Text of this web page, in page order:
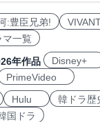
:豊臣兄弟!
一覧
年作品
Disney+
PrimeVideo
Hulu
韓ドラ歴
国ドラ